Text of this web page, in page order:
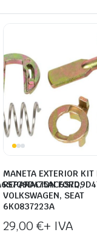
MANETA EXTERIOR KIT
REPARACION FORD,
VOLKSWAGEN, SEAT
6K0837223A
29,00 €+ IVA